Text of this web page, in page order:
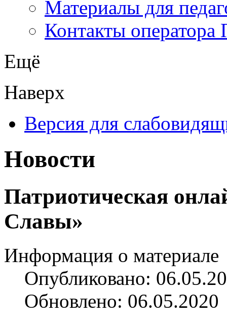
Материалы для
Контакты оператора
Ещё
Наверх
Версия для
Новости
Патриотическая
Славы»
Информация о материале
Опубликовано:
Обновлено: 06.05.2020